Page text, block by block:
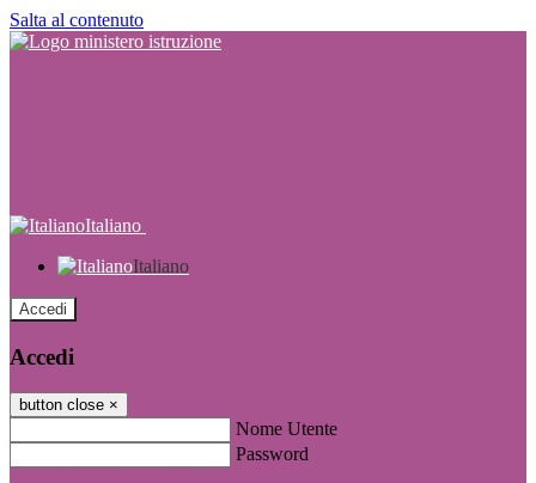
Salta al contenuto
Italiano
Italiano
Accedi
Accedi
button close ×
Nome Utente
Password